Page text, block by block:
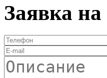
Заявка
Телефон
E-mail
Описание